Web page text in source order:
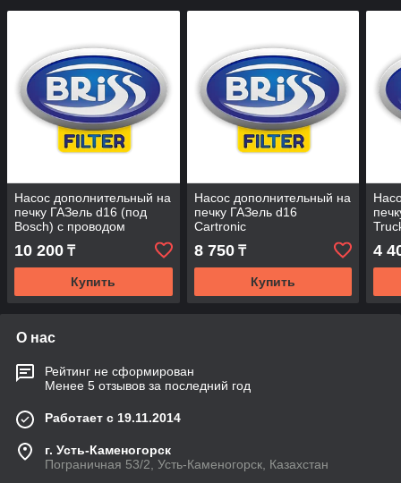
Насос дополнительный на
печку ГАЗель d16 (под
Bosch) с проводом
10 200 ₸
Купить
Насос дополнительный на
печку ГАЗель d16
Cartronic
8 750₸
Купить
4
О нас
Рейтинг не сформирован
Менее 5 отзывов за последний год
Работает с 19.11.2014
г. Усть-Каменогорск
Пограничная 53/2, Усть-Каменогорск, Казахстан